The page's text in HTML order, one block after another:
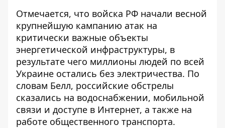
Отмечается, что войска РФ начали весной
крупнейшую кампанию атак на
критически важные объекты
энергетической инфраструктуры, в
результате чего миллионы людей по всей
Украине остались без электричества. По
словам Белл, российские обстрелы
сказались на водоснабжении, мобильной
связи и доступе в Интернет, а также на
работе общественного транспорта.